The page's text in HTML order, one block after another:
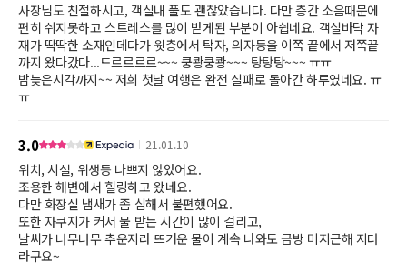
사장님도 친절하시고, 객실내 풀도 괜찮았습니다. 다만 층간 소음때문에
편히 쉬지못하고 스트레스를 많이 받게된 부분이 아쉽네요. 객실바닥 자
재가 딱딱한 소재인데다가 윗층에서 탁자, 의자등을 이쪽 끝에서 저쪽끝
까지 왔다갔다...드르르르르~~~ 쿵쾅쿵쾅~~~ 탕탕탕~~~ ㅠㅠ
밤늦은시각까지~~ 저희 첫날 여행은 완전 실패로 돌아간 하루였네요. ㅠ
ㅠ
3.0 21.01.10
위치, 시설, 위생등 나쁘지 않았어요.
조용한 해변에서 힐링하고 왔네요.
다만 화장실 냄새가 좀 심해서 불편했어요.
또한 자쿠지가 커서 물 받는 시간이 많이 걸리고,
날씨가 너무너무 추운지라 뜨거운 물이 계속 나와도 금방 미지근해 지더